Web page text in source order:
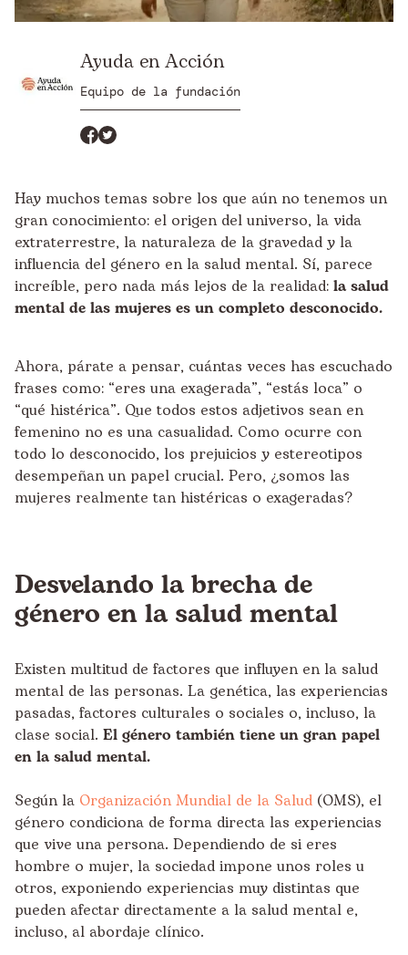
Ayuda en Acción
Equipo de la fundación
Hay muchos temas sobre los que aún no tenemos un
gran conocimiento: el origen del universo, la vida
extraterrestre, la naturaleza de la gravedad y la
influencia del género en la salud mental. Sí, parece
increíble, pero nada más lejos de la realidad: la salud
mental de las mujeres es un completo desconocido.
Ahora, párate a pensar, cuántas veces has escuchado
frases como: “eres una exagerada”, “estás loca” o
“qué histérica”. Que todos estos adjetivos sean en
femenino no es una casualidad. Como ocurre con
todo lo desconocido, los prejuicios y estereotipos
desempeñan un papel crucial. Pero, ¿somos las
mujeres realmente tan histéricas o exageradas?
Desvelando la brecha de
género en la salud mental
Existen multitud de factores que influyen en la salud
mental de las personas. La genética, las experiencias
pasadas, factores culturales o sociales o, incluso, la
clase social. El género también tiene un gran papel
en la salud mental.
Según la Organización Mundial de la Salud (OMS), el
género condiciona de forma directa las experiencias
que vive una persona. Dependiendo de si eres
hombre o mujer, la sociedad impone unos roles u
otros, exponiendo experiencias muy distintas que
pueden afectar directamente a la salud mental e,
incluso, al abordaje clínico.